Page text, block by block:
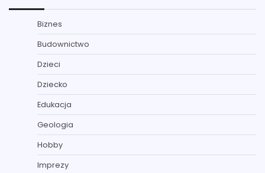
Biznes
Budownictwo
Dzieci
Dziecko
Edukacja
Geologia
Hobby
Imprezy